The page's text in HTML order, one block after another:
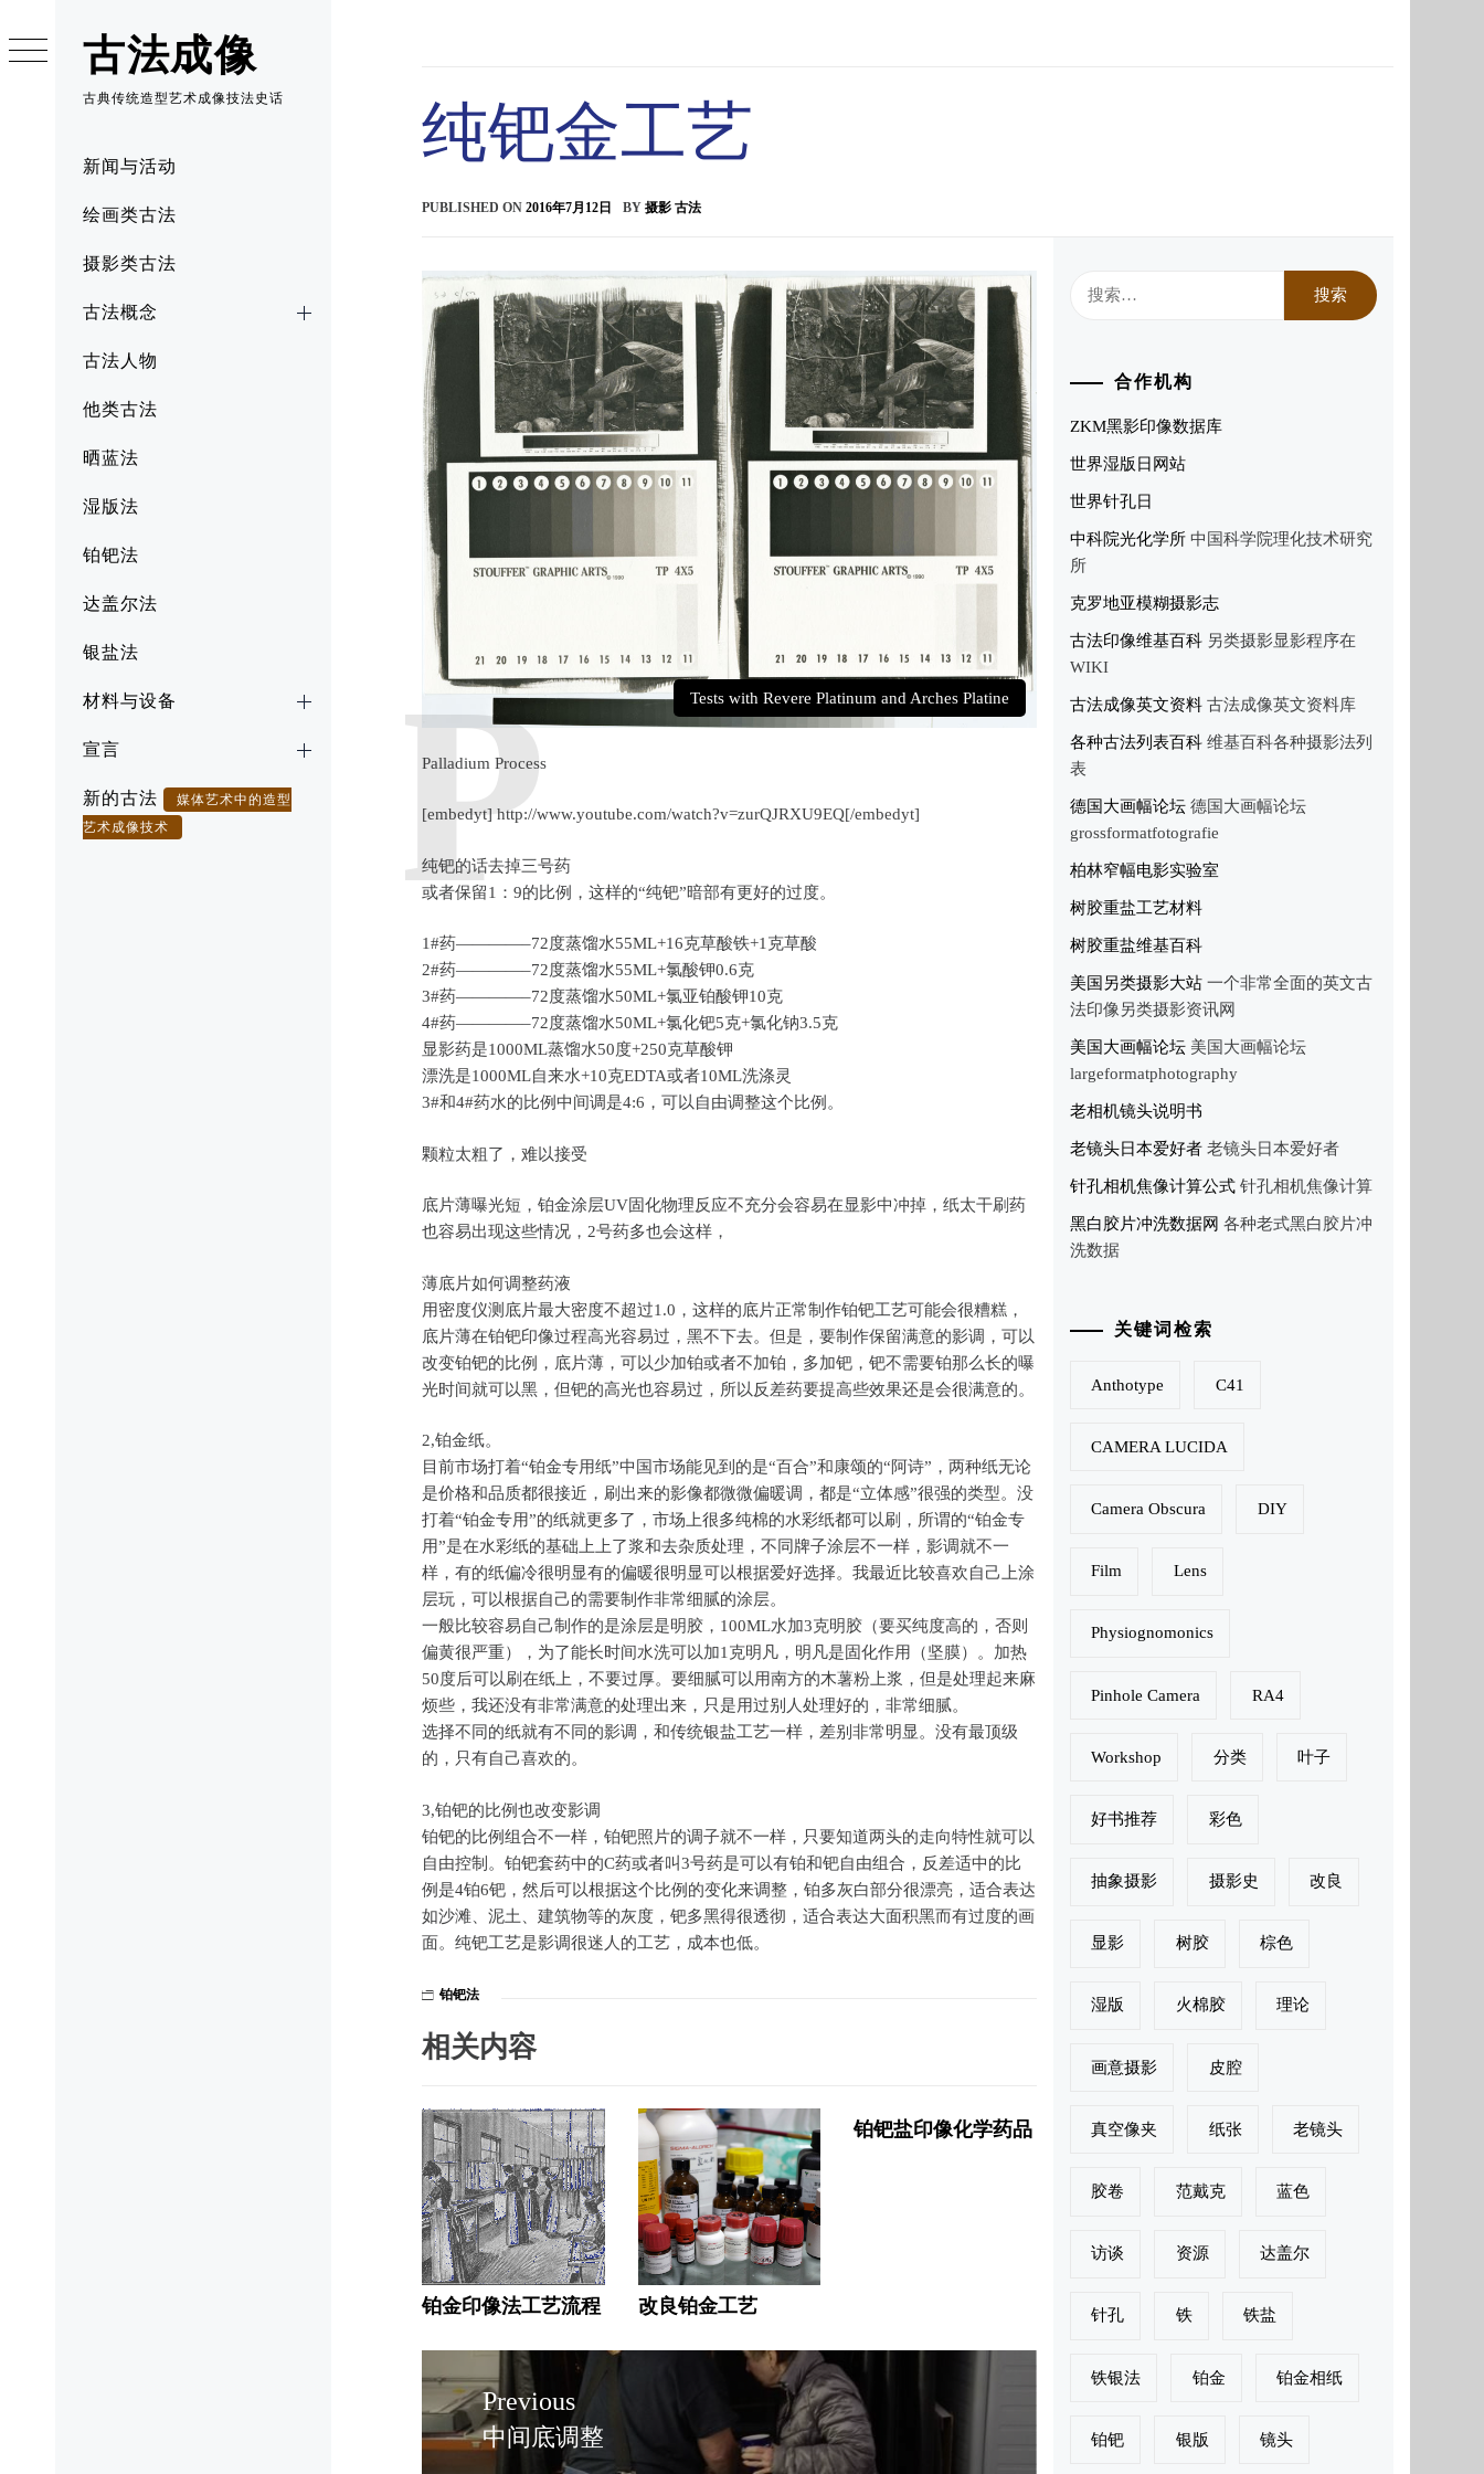
古法成像
古典传统造型艺术成像技法史话
Primary
Menu
新闻与活动
绘画类古法
摄影类古法
古法概念
古法人物
他类古法
晒蓝法
湿版法
铂钯法
达盖尔法
银盐法
材料与设备
宣言
新的古法
媒体艺术中的造型
艺术成像技术
to
content
纯钯金工艺
PUBLISHED ON2016年7月12日 BY摄影 古法
Tests with Revere Platinum and Arches Platine
Palladium Process
[embedyt] http://www.youtube.com/watch?v=zurQJRXU9EQ[/embedyt]
纯钯的话去掉三号药
或者保留1：9的比例，这样的“纯钯”暗部有更好的过度。
1#药————–72度蒸馏水55ML+16克草酸铁+1克草酸
2#药————–72度蒸馏水55ML+氯酸钾0.6克
3#药————–72度蒸馏水50ML+氯亚铂酸钾10克
4#药————–72度蒸馏水50ML+氯化钯5克+氯化钠3.5克
显影药是1000ML蒸馏水50度+250克草酸钾
漂洗是1000ML自来水+10克EDTA或者10ML洗涤灵
3#和4#药水的比例中间调是4:6，可以自由调整这个比例。
颗粒太粗了，难以接受
底片薄曝光短，铂金涂层UV固化物理反应不充分会容易在显影中冲掉，纸太干刷药
也容易出现这些情况，2号药多也会这样，
薄底片如何调整药液
用密度仪测底片最大密度不超过1.0，这样的底片正常制作铂钯工艺可能会很糟糕，
底片薄在铂钯印像过程高光容易过，黑不下去。但是，要制作保留满意的影调，可以
改变铂钯的比例，底片薄，可以少加铂或者不加铂，多加钯，钯不需要铂那么长的曝
光时间就可以黑，但钯的高光也容易过，所以反差药要提高些效果还是会很满意的。
2,铂金纸。
目前市场打着“铂金专用纸”中国市场能见到的是“百合”和康颂的“阿诗”，两种纸无论
是价格和品质都很接近，刷出来的影像都微微偏暖调，都是“立体感”很强的类型。没
打着“铂金专用”的纸就更多了，市场上很多纯棉的水彩纸都可以刷，所谓的“铂金专
用”是在水彩纸的基础上上了浆和去杂质处理，不同牌子涂层不一样，影调就不一
样，有的纸偏冷很明显有的偏暖很明显可以根据爱好选择。我最近比较喜欢自己上涂
层玩，可以根据自己的需要制作非常细腻的涂层。
一般比较容易自己制作的是涂层是明胶，100ML水加3克明胶（要买纯度高的，否则
偏黄很严重），为了能长时间水洗可以加1克明凡，明凡是固化作用（坚膜）。加热
50度后可以刷在纸上，不要过厚。要细腻可以用南方的木薯粉上浆，但是处理起来麻
烦些，我还没有非常满意的处理出来，只是用过别人处理好的，非常细腻。
选择不同的纸就有不同的影调，和传统银盐工艺一样，差别非常明显。没有最顶级
的，只有自己喜欢的。
3,铂钯的比例也改变影调
铂钯的比例组合不一样，铂钯照片的调子就不一样，只要知道两头的走向特性就可以
自由控制。铂钯套药中的C药或者叫3号药是可以有铂和钯自由组合，反差适中的比
例是4铂6钯，然后可以根据这个比例的变化来调整，铂多灰白部分很漂亮，适合表达
如沙滩、泥土、建筑物等的灰度，钯多黑得很透彻，适合表达大面积黑而有过度的画
面。纯钯工艺是影调很迷人的工艺，成本也低。
铂钯法
相关内容
铂金印像法工艺流程 改良铂金工艺
铂钯盐印像化学药品
文
章
导
Previous
Previous
中间底调整
合作机构
ZKM黑影印像数据库
世界湿版日网站
世界针孔日
中科院光化学所中国科学院理化技术研究
所
克罗地亚模糊摄影志
古法印像维基百科另类摄影显影程序在
WIKI
古法成像英文资料古法成像英文资料库
各种古法列表百科维基百科各种摄影法列
表
德国大画幅论坛德国大画幅论坛
grossformatfotografie
柏林窄幅电影实验室
树胶重盐工艺材料
树胶重盐维基百科
美国另类摄影大站一个非常全面的英文古
法印像另类摄影资讯网
美国大画幅论坛美国大画幅论坛
largeformatphotography
老相机镜头说明书
老镜头日本爱好者老镜头日本爱好者
针孔相机焦像计算公式针孔相机焦像计算
黑白胶片冲洗数据网 各种老式黑白胶片冲
洗数据
关键词检索
Anthotype C41
CAMERA LUCIDA
Camera Obscura DIY
Film Lens
Physiognomonics
Pinhole Camera RA4
Workshop 分类 叶子
好书推荐 彩色
抽象摄影 摄影史 改良
显影 树胶 棕色
湿版 火棉胶 理论
画意摄影 皮腔
真空像夹 纸张 老镜头
胶卷 范戴克 蓝色
访谈 资源 达盖尔
针孔 铁 铁盐
铁银法 铂金 铂金相纸
铂钯 银版 镜头